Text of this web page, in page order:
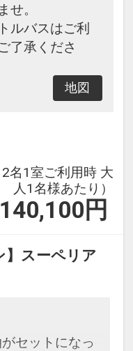
せ。
ルバスはご利
了承くださ
地図
2名1室ご利用時 大
人1名様あたり）
円
】スーペリア
セットになっ